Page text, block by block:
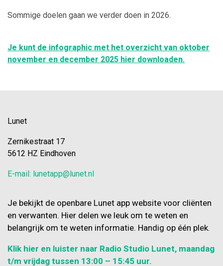
Sommige doelen gaan we verder doen in 2026.
Je kunt de infographic met het overzicht van oktober
november en december 2025 hier downloaden.
Lunet
Zernikestraat 17
5612 HZ Eindhoven
E-mail: lunetapp@lunet.nl
Je bekijkt de openbare Lunet app website voor cliënten
en verwanten. Hier delen we leuk om te weten en
belangrijk om te weten informatie. Handig op één plek.
Klik hier en luister naar Radio Studio Lunet, maandag
t/m vrijdag tussen 13:00 – 15:45 uur.